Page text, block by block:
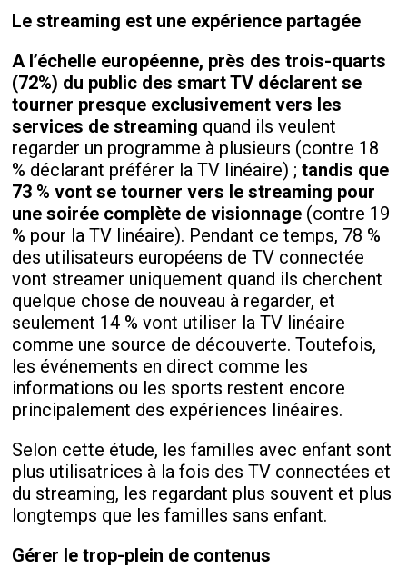
Le streaming est une expérience partagée
A l’échelle européenne, près des trois-quarts
(72%) du public des smart TV déclarent se
tourner presque exclusivement vers les
services de streaming quand ils veulent
regarder un programme à plusieurs (contre 18
% déclarant préférer la TV linéaire) ;tandis que
73 % vont se tourner vers le streaming pour
une soirée complète de visionnage (contre 19
% pour la TV linéaire). Pendant ce temps, 78 %
des utilisateurs européens de TV connectée
vont streamer uniquement quand ils cherchent
quelque chose de nouveau à regarder, et
seulement 14 % vont utiliser la TV linéaire
comme une source de découverte. Toutefois,
les événements en direct comme les
informations ou les sports restent encore
principalement des expériences linéaires.
Selon cette étude, les familles avec enfant sont
plus utilisatrices à la fois des TV connectées et
du streaming, les regardant plus souvent et plus
longtemps que les familles sans enfant.
Gérer le trop-plein de contenus